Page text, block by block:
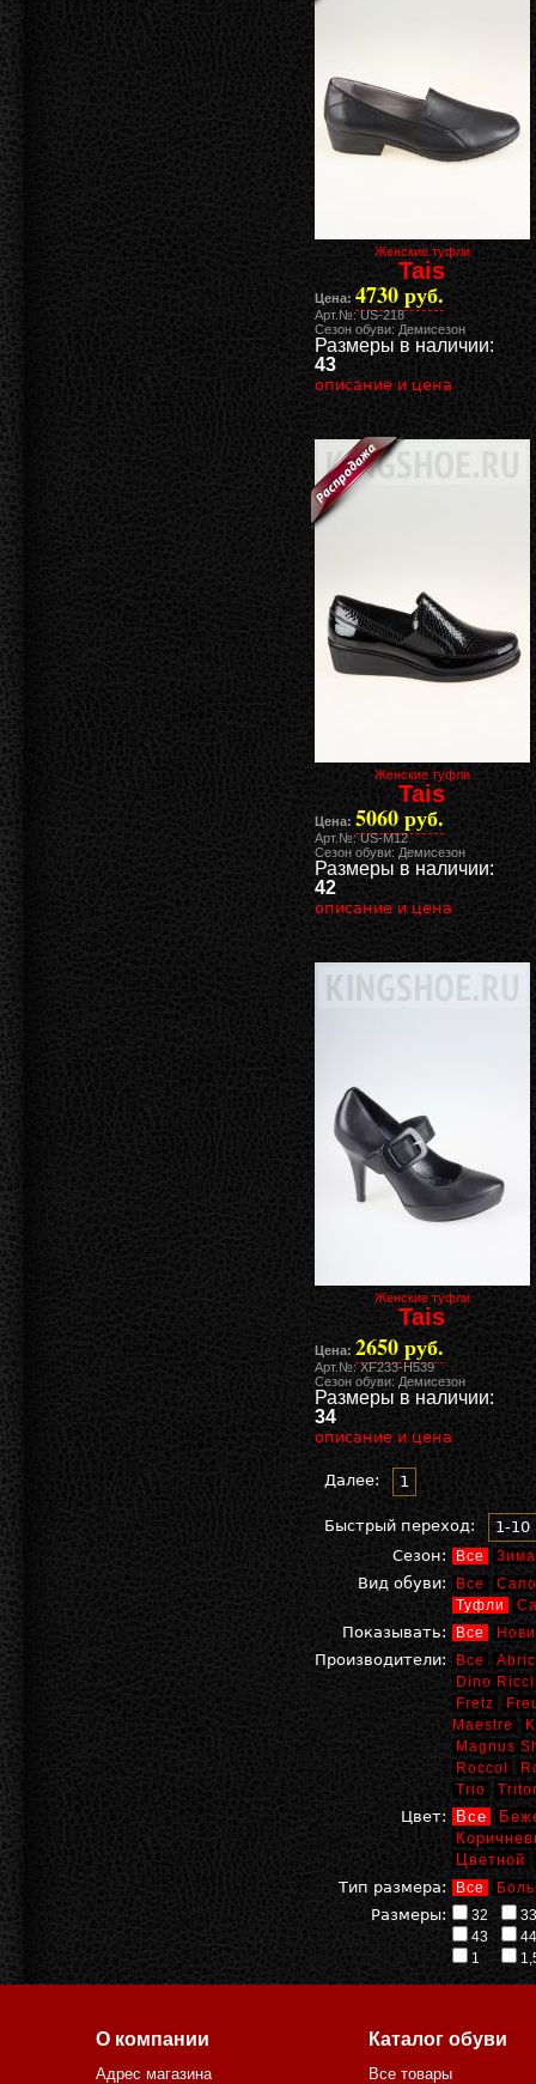
Женские туфли
Tais
Цена: 4730 руб.
Арт.№: US-218
Сезон обуви: Демисезон
Размеры в наличии:
43
описание и цена
Женские туфли
Tais
Цена: 5060 руб.
Арт.№: US-M12
Сезон обуви: Демисезон
Размеры в наличии:
42
описание и цена
Женские туфли
Tais
Цена: 2650 руб.
Арт.№: XF233-H539
Сезон обуви: Демисезон
Размеры в наличии:
34
описание и цена
Далее: 1
Быстрый переход:
1-10
Сезон:
Все Зима
Вид обуви: Все
Туфли
Показывать: Все
Производители: Все
Dino Ricci
Fretz
Maestre
Magnus
Roccol
Trio
Цвет: Все
Цветной
Тип размера:
Все
Размеры: 32
33
43
44
1
О компании
Адрес магазина
Каталог обуви
Все товары